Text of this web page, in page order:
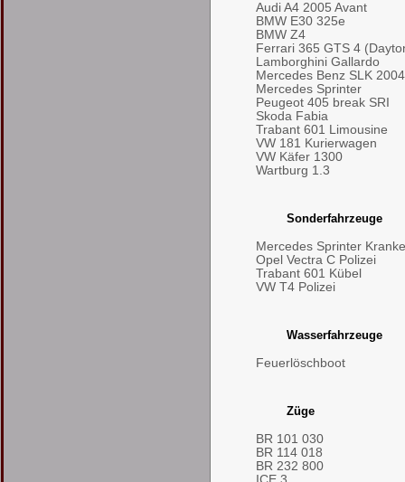
Audi A4 2005 Avant
BMW E30 325e
BMW Z4
Ferrari 365 GTS 4
Lamborghini Gallardo
Mercedes Benz SLK
Mercedes Sprinter
Peugeot 405 break SRI
Skoda Fabia
Trabant 601 Limousine
VW 181 Kurierwagen
VW Käfer 1300
Wartburg 1.3
Sonderfahrzeuge
Mercedes Sprinter
Opel Vectra C Polizei
Trabant 601 Kübel
VW T4 Polizei
Wasserfahrzeuge
Feuerlöschboot
Züge
BR 101 030
BR 114 018
BR 232 800